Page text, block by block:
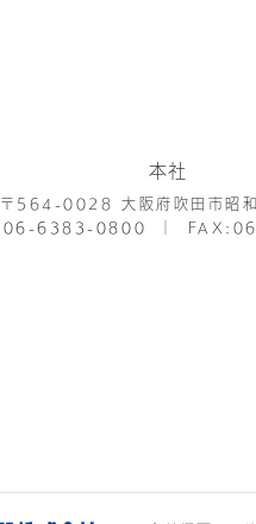
本社
〒564-0028大阪府吹田市昭
06-6383-0800